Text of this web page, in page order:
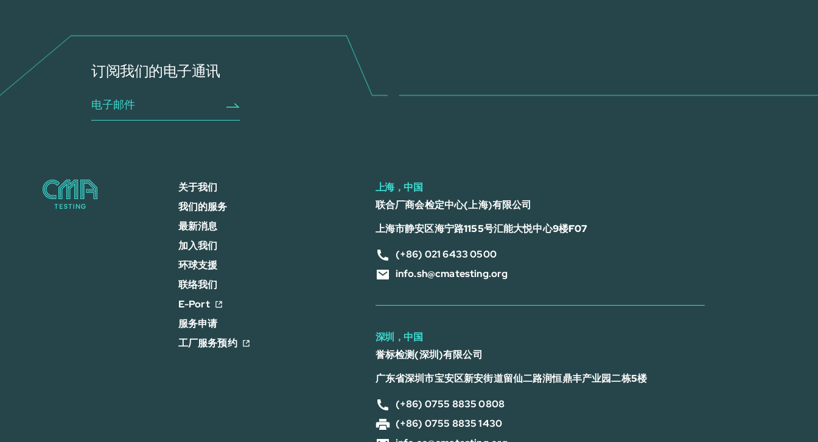
订阅我们的电子通讯
关于我们
我们的服务
最新消息
加入我们
环球支援
联络我们
E-Port
服务申请
工厂服务预约
上海，中国
联合厂商会检定中心(上海)有限公司
上海市静安区海宁路1155号汇能大悦中心9楼F07
(+86) 021 6433 0500
info.sh@cmatesting.org
深圳，中国
誉标检测(深圳)有限公司
广东省深圳市宝安区新安街道留仙二路润恒鼎丰产业园二栋5楼
(+86) 0755 8835 0808
(+86) 0755 8835 1430